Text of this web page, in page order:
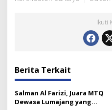
Ikuti
Berita Terkait
Salman Al Farizi, Juara MTQ
Dewasa Lumajang yang